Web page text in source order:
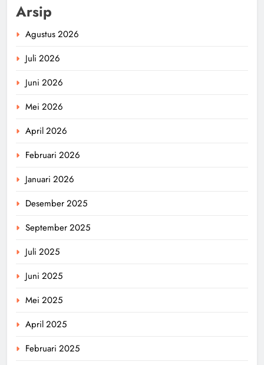
Arsip
Agustus 2026
Juli 2026
Juni 2026
Mei 2026
April 2026
Februari 2026
Januari 2026
Desember 2025
September 2025
Juli 2025
Juni 2025
Mei 2025
April 2025
Februari 2025